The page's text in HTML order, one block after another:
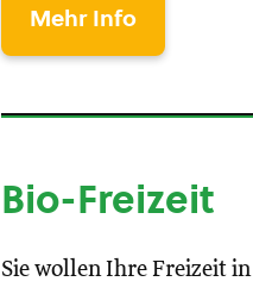
Mehr Info
Bio-Freizeit
Sie wollen Ihre Freizeit